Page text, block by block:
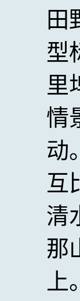
田
型
里
情
动
互
清
那